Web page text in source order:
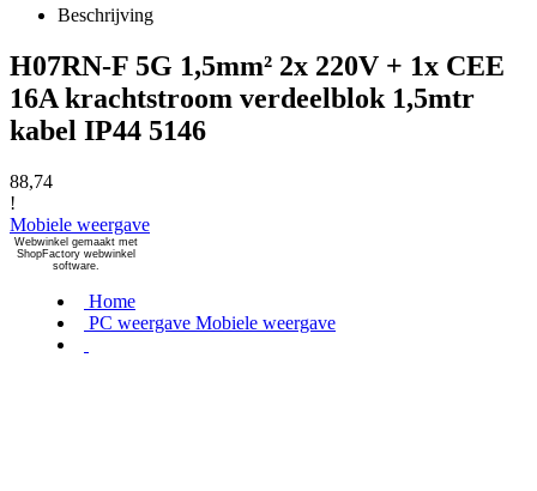
Beschrijving
H07RN-F 5G 1,5mm² 2x 220V + 1x CEE
16A krachtstroom verdeelblok 1,5mtr
kabel IP44 5146
88,74
!
Mobiele weergave
Webwinkel gemaakt met
ShopFactory webwinkel
software.
Home
PC weergave Mobiele weergave